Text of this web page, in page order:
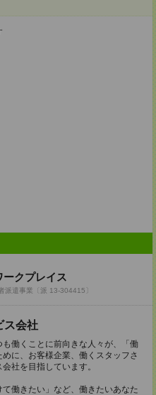
クプレイス
派遣事業〔派 13-304415〕
ス会社
働くことに前向きな人々が、「働
に、お客様企業、働くスタッフさ
社を目指しています。
て働きたい」など、働きたいあなた